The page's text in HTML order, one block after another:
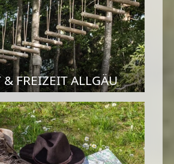
& FREIZEIT ALLGÄU